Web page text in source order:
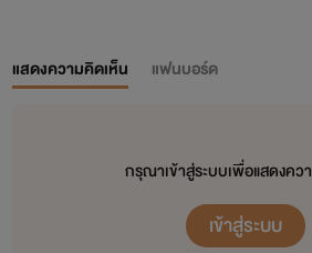
แสดงความคิดเห็น แฟนบอร์ด
กรุณาเข้าสู่ระบบเพื่อแสดงคว
เข้าสู่ระบบ